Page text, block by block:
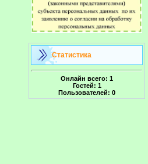
Статистика
Онлайн всего: 1
Гостей: 1
Пользователей: 0